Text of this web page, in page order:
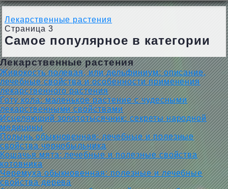
Лекарственные растения
Страница 3
Самое популярное в категории
Лекарственные растения
Живокость полевая, или дельфиниум: описание,
лечебные свойства и особенности применения
лекарственного растения
Готу кола: маленькое растение с чудесными
лекарственными свойствами
Исцеляющий золототысячник: секреты народной
медицины
Полынь обыкновенная: лечебные и полезные
свойства чернобыльника
Кошачья мята: лечебные и полезные свойства
котовника
Черемуха обыкновенная: полезные и лечебные
свойства дерева